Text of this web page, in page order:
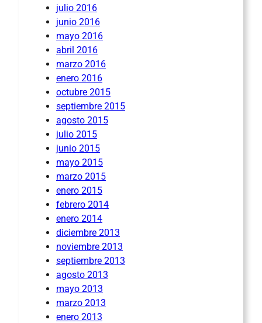
julio 2016
junio 2016
mayo 2016
abril 2016
marzo 2016
enero 2016
octubre 2015
septiembre 2015
agosto 2015
julio 2015
junio 2015
mayo 2015
marzo 2015
enero 2015
febrero 2014
enero 2014
diciembre 2013
noviembre 2013
septiembre 2013
agosto 2013
mayo 2013
marzo 2013
enero 2013